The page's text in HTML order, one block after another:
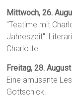
Mittwoch, 26.
"Teatime mit
Jahreszeit":
Charlotte.
Freitag, 28.
Eine amüsante
Gottschick.